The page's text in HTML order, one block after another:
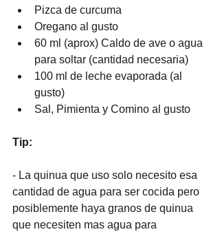
Pizca de curcuma
Oregano al gusto
60 ml (aprox) Caldo de ave o agua
para soltar (cantidad necesaria)
100 ml de leche evaporada (al
gusto)
Sal, Pimienta y Comino al gusto
Tip:
- La quinua que uso solo necesito esa
cantidad de agua para ser cocida pero
posiblemente haya granos de quinua
que necesiten mas agua para